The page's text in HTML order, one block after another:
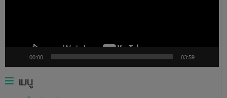
00:00 03:59
เมนู